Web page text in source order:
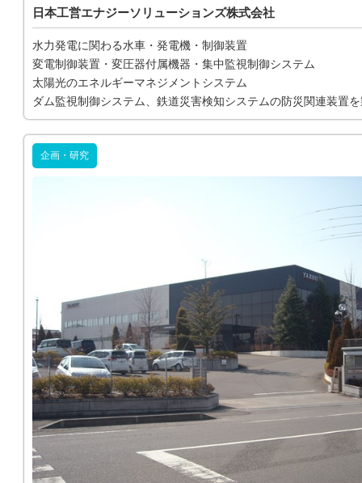
日本工営エナジーソリューションズ株式会社
水力発電に関わる水車・発電機・制御装置
変電制御装置・変圧器付属機器・集中監視制御システム
太陽光のエネルギーマネジメントシステム
ダム監視制御システム、鉄道災害検知システムの防災関連装置
企画・研究